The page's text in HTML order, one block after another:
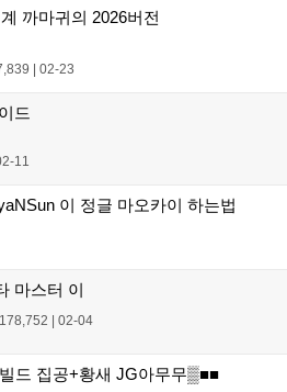
까마귀의 2026버전
02-23
드
11
이 정글 마오카이 하는법
마스터 이
| 02-04
드 집공+황새 JG아무무▒■■